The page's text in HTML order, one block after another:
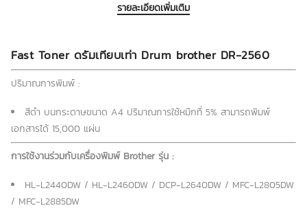
รายละเอียดเพิ่มเติม
Fast Toner ดรัมเทียบเท่า Drum brother DR-2560
ปริมาณการพิมพ์ :
สีดำ บนกระดาษขนาด A4 ปริมาณการใช้หมึกที่ 5% สามารถพิมพ์
เอกสารได้ 15,000 แผ่น
การใช้งานร่วมกับเครื่องพิมพ์ Brother รุ่น :
HL-L2440DW / HL-L2460DW / DCP-L2640DW / MFC-L2805DW
/ MFC-L2885DW